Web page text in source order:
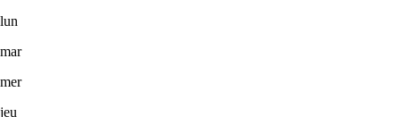
lun
mar
mer
jeu